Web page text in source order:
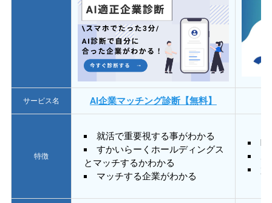
サービス名 AI企業マッチング診断【無料】
特徴
就活で重要視する事がわかる
すかいらーくホールディングス
とマッチするかわかる
マッチする企業がわかる
質